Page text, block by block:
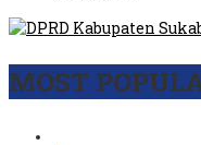
MOST